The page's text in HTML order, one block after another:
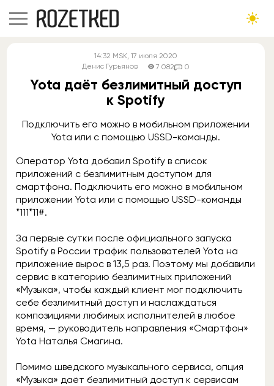
14:32 MSK, 17 июля 2020
Денис Гурьянов
7 082 0
Yota даёт безлимитный доступ
к Spotify
Подключить его можно в мобильном приложении
Yota или с помощью USSD-команды.
Оператор Yota добавил Spotify в список
приложений с безлимитным доступом для
смартфона. Подключить его можно в мобильном
приложении Yota или с помощью USSD-команды
*111*11#.
За первые сутки после официального запуска
Spotify в России трафик пользователей Yota на
приложение вырос в 13,5 раз. Поэтому мы добавили
сервис в категорию безлимитных приложений
«Музыка», чтобы каждый клиент мог подключить
себе безлимитный доступ и наслаждаться
композициями любимых исполнителей в любое
время, — руководитель направления «Смартфон»
Yota Наталья Смагина.
Помимо шведского музыкального сервиса, опция
«Музыка» даёт безлимитный доступ к сервисам